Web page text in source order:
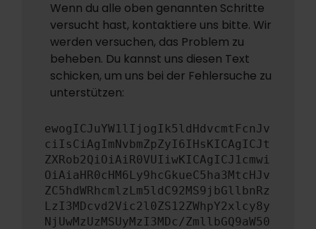
Wenn du alle oben genannten Schritte
versucht hast, kontaktiere uns bitte. Wir
werden versuchen, das Problem zu
beheben. Du kannst uns diesen Text
schicken, um uns bei der Fehlersuche zu
unterstützen:
ewogICJuYW1lIjogIk5ldHdvcmtFcnJv
ciIsCiAgImNvbmZpZyI6IHsKICAgICJt
ZXRob2QiOiAiR0VUIiwKICAgICJ1cmwi
OiAiaHR0cHM6Ly9hcGkueC5ha3MtcHJv
ZC5hdWRhcmlzLm5ldC92MS9jbGllbnRz
LzI3MDcvd2Vic2l0ZS12ZWhpY2xlcy8y
NjUwMzUzMSUyMzI3MDc/ZmllbGQ9aW50